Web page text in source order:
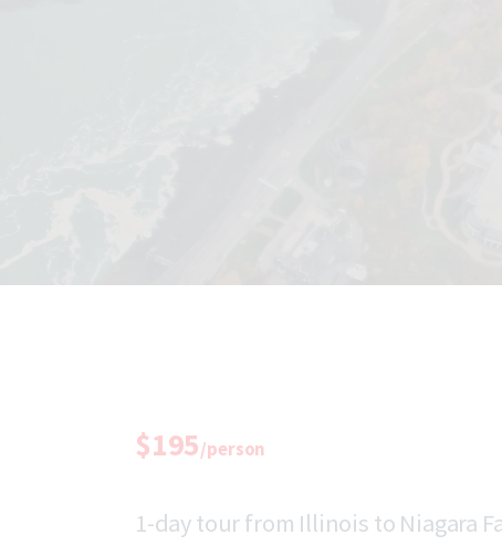
$195/person
1-day tour from Illinois to Niagara